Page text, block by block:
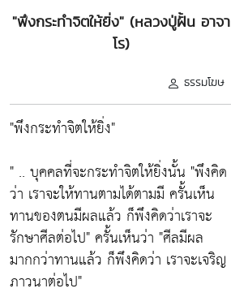
"พึงกระทำจิตให้ยิ่ง" (หลวงปู่ฝั้น อาจา
โร)
ธรรมโฆษ
"พึงกระทำจิตให้ยิ่ง"
" .. บุคคลที่จะกระทำจิตให้ยิ่งนั้น "พึงคิด
ว่า เราจะให้ทานตามได้ตามมี ครั้นเห็น
ทานของตนมีผลแล้ว ก็พึงคิดว่าเราจะ
รักษาศีลต่อไป" ครั้นเห็นว่า "ศีลมีผล
มากกว่าทานแล้ว ก็พึงคิดว่า เราจะเจริญ
ภาวนาต่อไป"